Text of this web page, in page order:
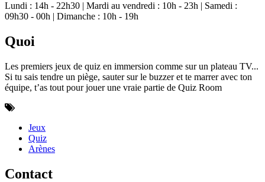
Lundi : 14h - 22h30 | Mardi au vendredi : 10h - 23h | Samedi :
09h30 - 00h | Dimanche : 10h - 19h
Quoi
Les premiers jeux de quiz en immersion comme sur un plateau TV...
Si tu sais tendre un piège, sauter sur le buzzer et te marrer avec ton
équipe, t’as tout pour jouer une vraie partie de Quiz Room
Jeux
Quiz
Arènes
Contact